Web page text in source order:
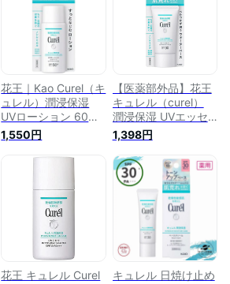
花王｜Kao Curel（キ
ュレル）潤浸保湿
UVローション 60mL
SPF50+ / PA+++
1,550円
【医薬部外品】花王
キュレル（curel）
潤浸保湿 UVエッセ
ンス 50g
1,398円
花王 キュレル Curel
キュレル 日焼け止め